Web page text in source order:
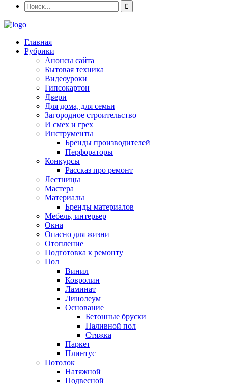
Главная
Рубрики
Анонсы сайта
Бытовая техника
Видеоуроки
Гипсокартон
Двери
Для дома, для семьи
Загородное строительство
И смех и грех
Инструменты
Бренды производителей
Перфораторы
Конкурсы
Рассказ про ремонт
Лестницы
Мастера
Материалы
Бренды материалов
Мебель, интерьер
Окна
Опасно для жизни
Отопление
Подготовка к ремонту
Пол
Винил
Ковролин
Ламинат
Линолеум
Основание
Бетонные бруски
Наливной пол
Стяжка
Паркет
Плинтус
Потолок
Натяжной
Подвесной